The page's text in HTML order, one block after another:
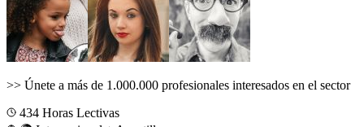
>> Únete a más de 1.000.000 profesionales interesados en el sector
434 Horas Lectivas